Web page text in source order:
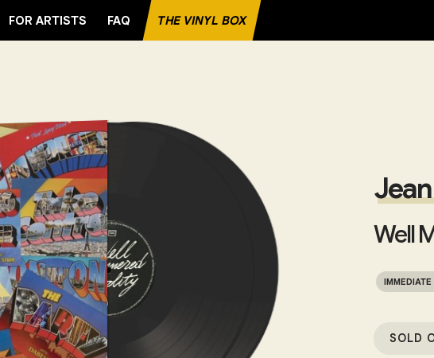
FOR ARTISTS FAQ THE VINYL BOX
Well
IMMEDIATE
SOLD